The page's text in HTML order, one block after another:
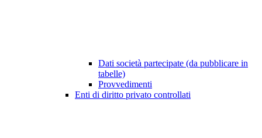
Dati società partecipate (da pubblicare in
tabelle)
Provvedimenti
Enti di diritto privato controllati